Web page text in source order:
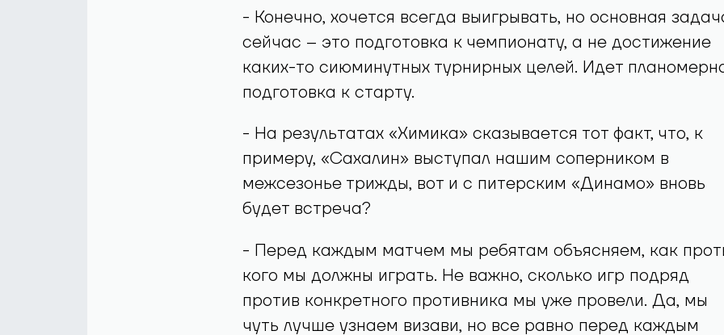
- Конечно, хочется всегда выигрывать, но основная
сейчас – это подготовка к чемпионату, а не достижение
каких-то сиюминутных турнирных целей. Идет
подготовка к старту.
- На результатах «Химика» сказывается тот факт, что, к
примеру, «Сахалин» выступал нашим соперником в
межсезонье трижды, вот и с питерским «Динамо» вновь
будет встреча?
- Перед каждым матчем мы ребятам объясняем, как
кого мы должны играть. Не важно, сколько игр подряд
против конкретного противника мы уже провели. Да, мы